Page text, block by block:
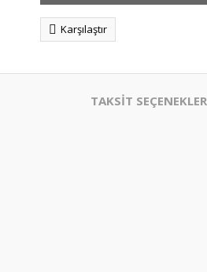
Karşılaştır
TAKSİT